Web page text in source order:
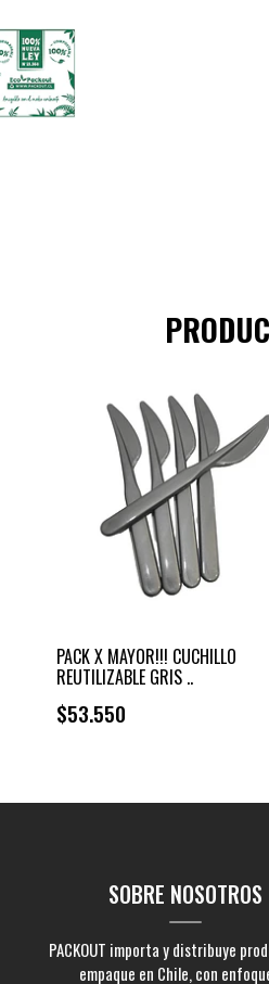
PACK X MAYOR!!! CUCHILLO
REUTILIZABLE GRIS ..
$53.550
SOBRE NOSOTROS
PACKOUT importa y distribuye
empaque en Chile, con